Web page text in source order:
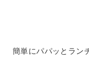
簡単にパパッとラン